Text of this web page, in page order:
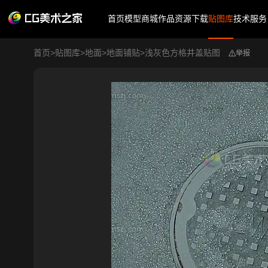
首页模型商城作品资源下载贴图库技术服务
首页>贴图库>地面>地面铺贴>浅灰色方格井盖贴图 举报